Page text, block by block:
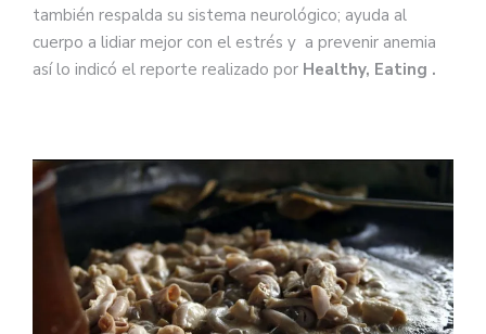
también respalda su sistema neurológico; ayuda al
cuerpo a lidiar mejor con el estrés y a prevenir anemia
así lo indicó el reporte realizado por Healthy, Eating .